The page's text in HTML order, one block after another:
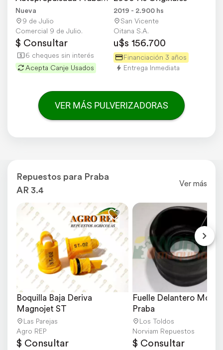
AR 3.4
Nueva
9 de Julio
Comercial 9 de Julio.
$ Consultar
6 cheques sin interés
Acepta Canje Usados
2019 - 2.900 hs
San Vicente
Oitana S.A.
u$s 156.700
Financiación 3 años
Entrega Inmediata
VER MÁS PULVERIZADORAS
Repuestos para Praba
AR 3.4
Ver más
Boquilla Baja Deriva
Magnojet ST
Las Parejas
Agro REP
$ Consultar
Fuelle Delantero Motriz
Praba
Los Toldos
Norviam Repuestos
$ Consultar